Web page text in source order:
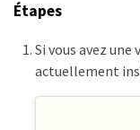
Étapes
Si vous avez
actuellement